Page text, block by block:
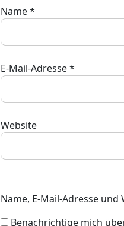
Name*
E-Mail-Adresse*
Website
Name, E-Mail-Adresse
Benachrichtige mich